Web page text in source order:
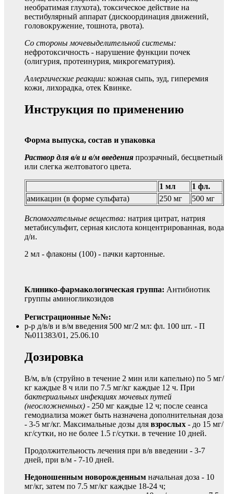
необратимая глухота), токсическое действие на
вестибулярный аппарат (дискоординация движений,
головокружение, тошнота, рвота).
Со стороны мочевыделительной системы:
нефротоксичность - нарушение функции почек
(олигурия, протеинурия, микрогематурия).
Аллергические реакции: кожная сыпь, зуд, гиперемия
кожи, лихорадка, отек Квинке.
Инструкция по применению
Форма выпуска, состав и упаковка
Раствор для в/в и в/м введения прозрачный, бесцветный
или слегка желтоватого цвета.
1 мл
1 фл.
амикацин (в форме сульфата)
250 мг 500 мг
Вспомогательные вещества: натрия цитрат, натрия
метабисульфит, серная кислота концентрированная, вода
д/и.
2 мл - флаконы (100) - пачки картонные.
Клинико-фармакологическая группа: Антибиотик
группы аминогликозидов
Регистрационные №№:
р-р д/в/в и в/м введения 500 мг/2 мл: фл. 100 шт. - П
№011383/01, 25.06.10
Дозировка
В/м, в/в (струйно в течение 2 мин или капельно) по 5 мг/
кг каждые 8 ч или по 7.5 мг/кг каждые 12 ч. При
бактериальных инфекциях мочевых путей
(неосложненных) - 250 мг каждые 12 ч; после сеанса
гемодиализа может быть назначена дополнительная доза
- 3-5 мг/кг. Максимальные дозы для взрослых - до 15 мг/
кг/сутки, но не более 1.5 г/сутки. в течение 10 дней.
Продолжительность лечения при в/в введении - 3-7
дней, при в/м - 7-10 дней.
Недоношенным новорожденным начальная доза - 10
мг/кг, затем по 7.5 мг/кг каждые 18-24 ч;